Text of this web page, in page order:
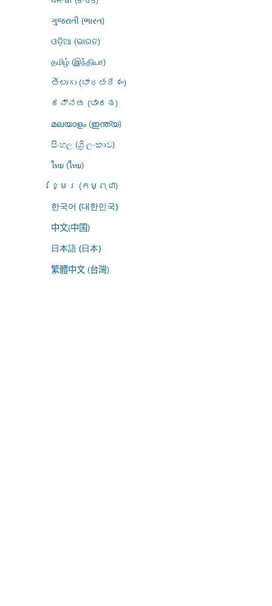
ગુજરાતી (ભારત)
ଓଡ଼ିଆ (ଭାରତ)
தமிழ் (இந்தியா)
తెలుగు (భారతదేశం)
ಕನ್ನಡ (ಭಾರತ)
മലയാളം (ഇന്ത്യ)
සිංහල (ශ්‍රී ලංකාව)
ไทย (ไทย)
ខ្មែរ (កម្ពុជា)
한국어 (대한민국)
中文(中国)
日本語 (日本)
繁體中文 (台灣)